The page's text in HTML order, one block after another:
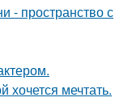
- пространство с
хочется мечтать.